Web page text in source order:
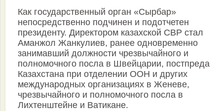
Как государственный орган «Сырбар»
непосредственно подчинен и подотчетен
президенту. Директором казахской СВР стал
Аманжол Жанкулиев, ранее одновременно
занимавший должности чрезвычайного и
полномочного посла в Швейцарии, постпреда
Казахстана при отделении ООН и других
международных организациях в Женеве,
чрезвычайного и полномочного посла в
Лихтенштейне и Ватикане.